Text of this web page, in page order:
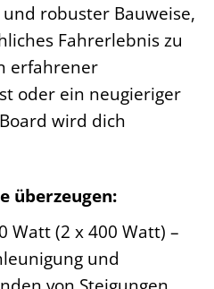
robuster Bauweise,
Fahrerlebnis zu
erfahrener
oder ein neugieriger
wird dich
überzeugen:
Watt (2 x 400 Watt) –
und